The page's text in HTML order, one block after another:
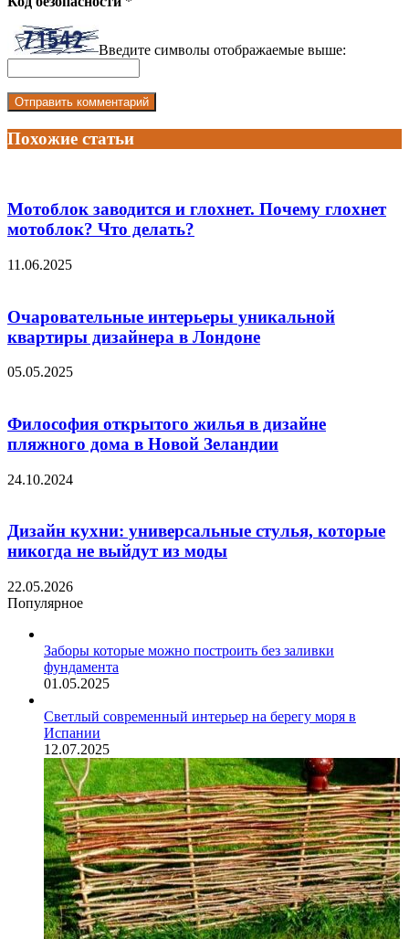
Введите символы отображаемые выше:
Похожие статьи
Мотоблок заводится и глохнет. Почему глохнет
мотоблок? Что делать?
11.06.2025
Очаровательные интерьеры уникальной
квартиры дизайнера в Лондоне
05.05.2025
Философия открытого жилья в дизайне
пляжного дома в Новой Зеландии
24.10.2024
Дизайн кухни: универсальные стулья, которые
никогда не выйдут из моды
22.05.2026
Популярное
Заборы которые можно построить без заливки
фундамента
01.05.2025
Светлый современный интерьер на берегу моря в
Испании
12.07.2025